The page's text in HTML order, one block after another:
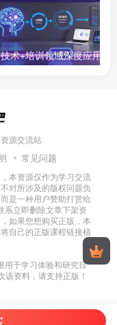
源交流站
常见问题
本资源仅作为学习交流
对所涉及的版权问题负
是一种用户赞助打赏给
系立即删除文章下架资
如果您想购买正版，本
自己的正版课程链接植
用于学习体验和研究目
资料，请支持正版！